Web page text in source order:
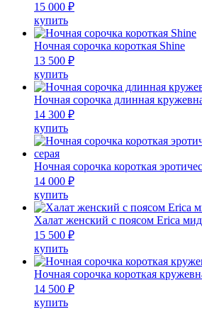
15 000 ₽
купитьЭтот
товар
имеет
несколько
Опции
можно
выбрать
на
странице
товара.
Ночная сорочка короткая Shine
13 500 ₽
купитьЭтот
товар
имеет
несколько
Опции
можно
выбрать
на
странице
товара.
Ночная сорочка длинная
14 300 ₽
купитьЭтот
товар
несколько
вариаций.
можно
выбрать
на
странице
товара.
Ночная сорочка короткая
14 000 ₽
купитьЭтот
товар
имеет
несколько
Опции
можно
выбрать
на
странице
Халат женский с поясом Erica
15 500 ₽
купитьЭтот
товар
имеет
несколько
Опции
Ночная сорочка короткая
14 500 ₽
купитьЭтот